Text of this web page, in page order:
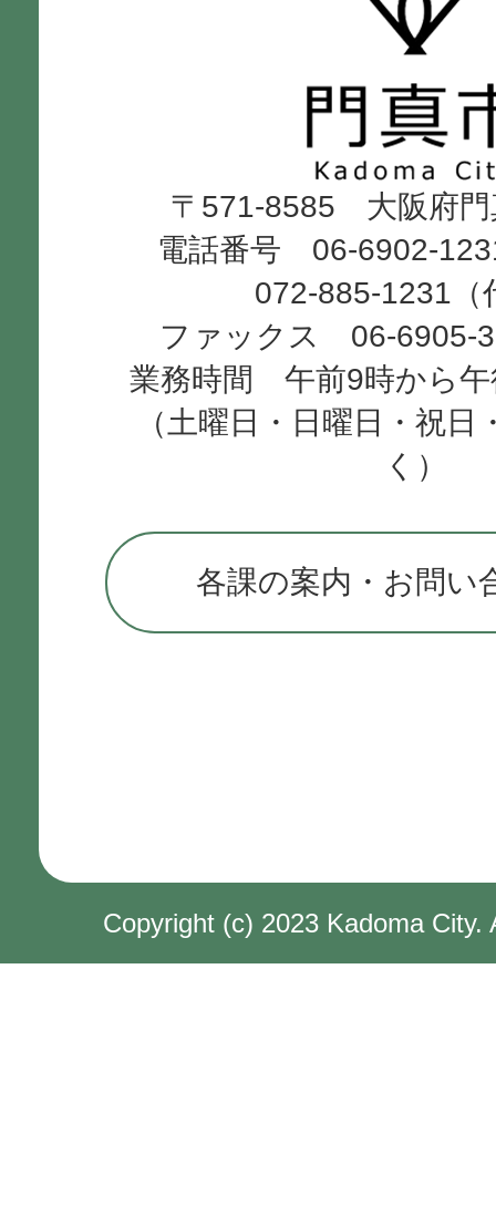
市
Kadoma
City
〒571-8585 大阪府門
電話番号 06-6902-
072-885-1231（
ファックス 06-6905-
業務時間 午前9時から午
（土曜日・日曜日・祝日
く）
各課の案内・お問い
Copyright (c) 2023 Kadoma City.